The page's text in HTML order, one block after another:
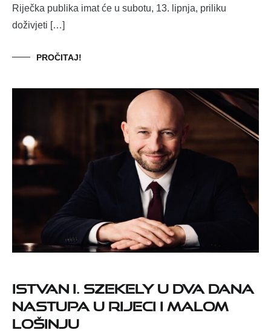
Riječka publika imat će u subotu, 13. lipnja, priliku
doživjeti […]
PROČITAJ!
Istvan I. Szekely u dva dana
nastupa u Rijeci i Malom
Lošinju